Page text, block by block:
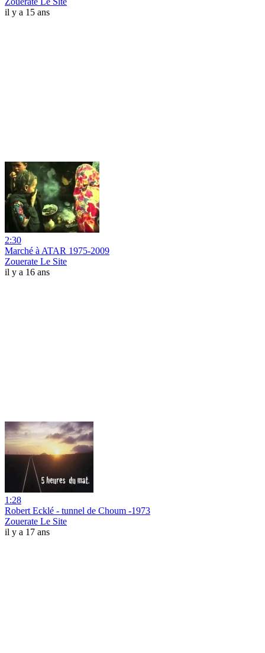
il y a 15 ans
2:30
Marché à ATAR 1975-2009
Zouerate Le Site
il y a 16 ans
1:28
Robert Ecklé - tunnel de Choum -1973
Zouerate Le Site
il y a 17 ans